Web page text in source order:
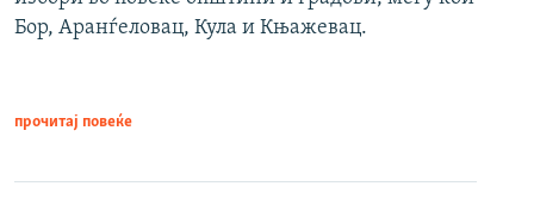
Бор, Аранѓеловац, Кула и Књажевац.
прочитај повеќе